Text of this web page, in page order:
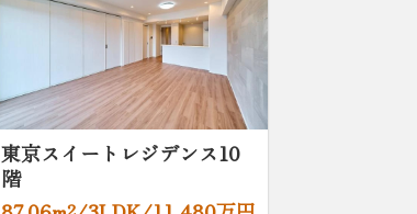
東京スイートレジデンス10
階